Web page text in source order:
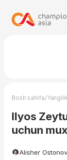
Bosh sahifa/
Ilyos
uchun
Alisher Ostonov